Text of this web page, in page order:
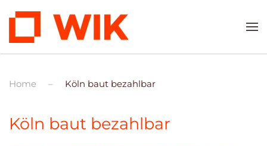
Zum Hauptinhalt springen
Home Köln baut bezahlbar
Köln baut bezahlbar